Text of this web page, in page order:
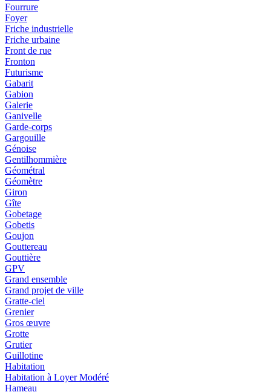
Fourrure
Foyer
Friche industrielle
Friche urbaine
Front de rue
Fronton
Futurisme
Gabarit
Gabion
Galerie
Ganivelle
Garde-corps
Gargouille
Génoise
Gentilhommière
Géométral
Géomètre
Giron
Gîte
Gobetage
Gobetis
Goujon
Gouttereau
Gouttière
GPV
Grand ensemble
Grand projet de ville
Gratte-ciel
Grenier
Gros œuvre
Grotte
Grutier
Guillotine
Habitation
Habitation à Loyer Modéré
Hameau